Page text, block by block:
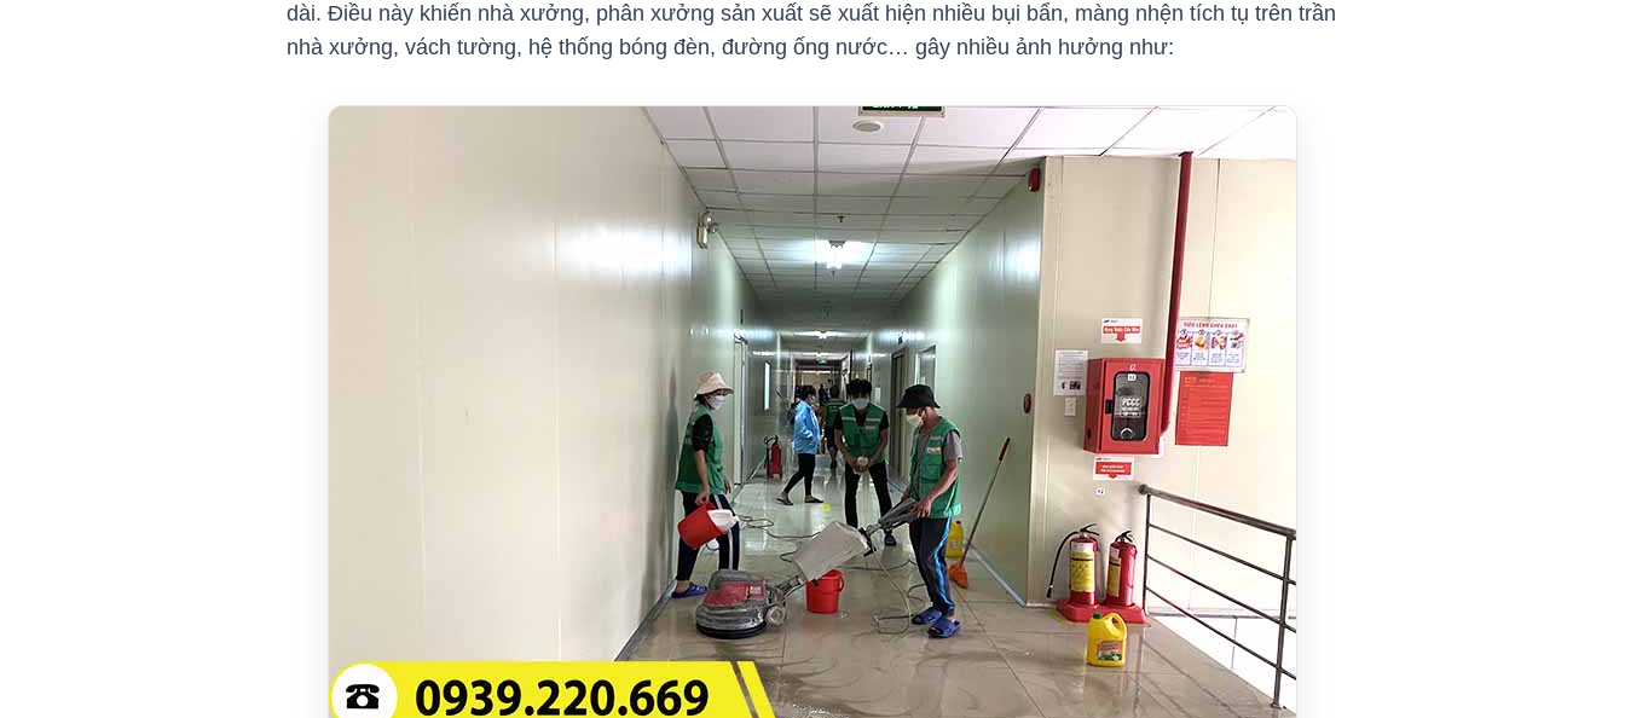
dài. Điều này khiến nhà xưởng, phân xưởng sản xuất sẽ xuất hiện nhiều bụi bẩn, màng nhện tích tụ trên trần
nhà xưởng, vách tường, hệ thống bóng đèn, đường ống nước… gây nhiều ảnh hưởng như: